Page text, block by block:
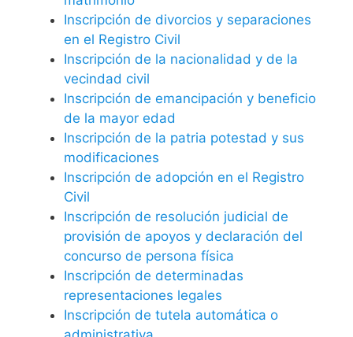
Inscripción de divorcios y separaciones
en el Registro Civil
Inscripción de la nacionalidad y de la
vecindad civil
Inscripción de emancipación y beneficio
de la mayor edad
Inscripción de la patria potestad y sus
modificaciones
Inscripción de adopción en el Registro
Civil
Inscripción de resolución judicial de
provisión de apoyos y declaración del
concurso de persona física
Inscripción de determinadas
representaciones legales
Inscripción de tutela automática o